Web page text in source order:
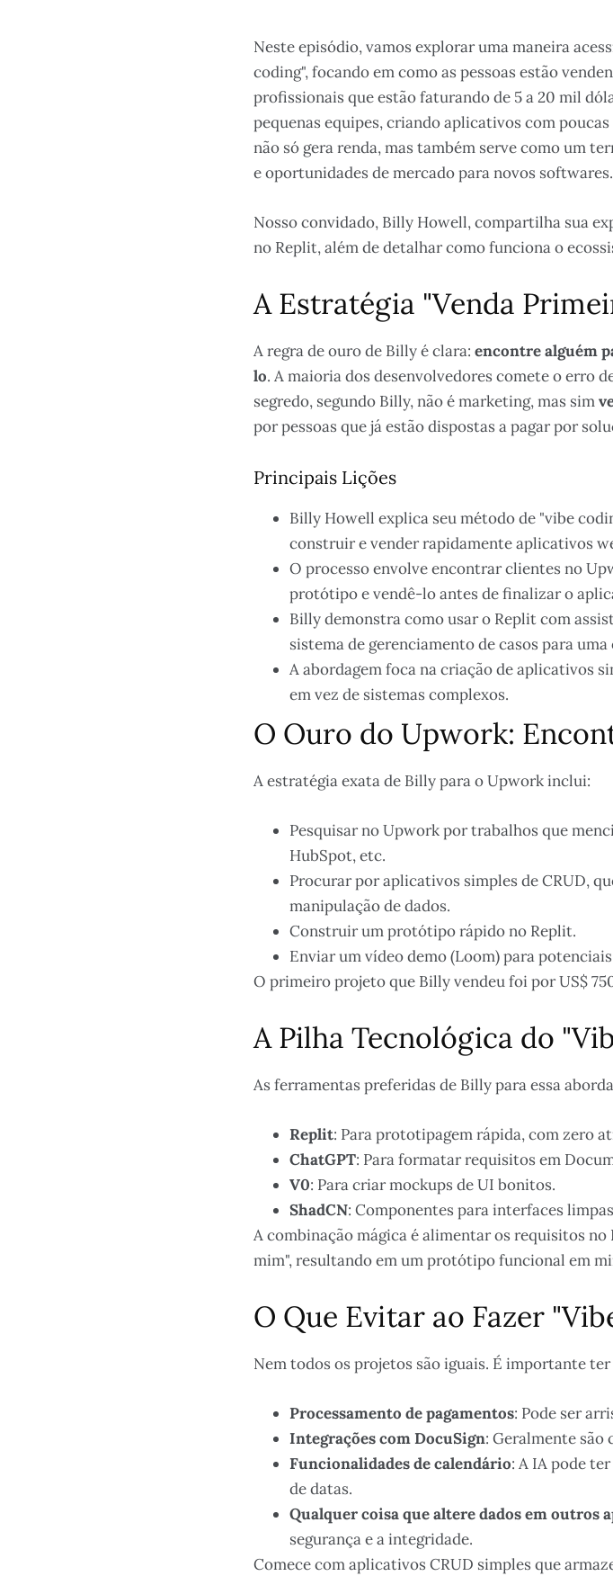
Neste episódio, vamos explorar uma maneira
coding", focando em como as pessoas estão
profissionais que estão faturando de 5 a 20 mil
pequenas equipes, criando aplicativos com
não só gera renda, mas também serve como um
e oportunidades de mercado para novos softwares.
Nosso convidado, Billy Howell, compartilha sua
no Replit, além de detalhar como funciona o
A Estratégia "Venda
A regra de ouro de Billy é clara: encontre alguém
lo. A maioria dos desenvolvedores comete o erro
segredo, segundo Billy, não é marketing, mas sim
por pessoas que já estão dispostas a pagar por
Principais Lições
Billy Howell explica seu método de "vibe
construir e vender rapidamente aplicativos
O processo envolve encontrar clientes no
protótipo e vendê-lo antes de finalizar o
Billy demonstra como usar o Replit com
sistema de gerenciamento de casos para
A abordagem foca na criação de aplicativos
em vez de sistemas complexos.
O Ouro do Upwork:
A estratégia exata de Billy para o Upwork inclui:
Pesquisar no Upwork por trabalhos que
HubSpot, etc.
Procurar por aplicativos simples de CRUD,
manipulação de dados.
Construir um protótipo rápido no Replit.
Enviar um vídeo demo (Loom) para
O primeiro projeto que Billy vendeu foi por US$
A Pilha Tecnológica do
As ferramentas preferidas de Billy para essa
Replit: Para prototipagem rápida, com zero
ChatGPT: Para formatar requisitos em
V0: Para criar mockups de UI bonitos.
ShadCN: Componentes para interfaces
A combinação mágica é alimentar os requisitos
mim", resultando em um protótipo funcional em
O Que Evitar ao Fazer
Nem todos os projetos são iguais. É importante
Processamento de pagamentos: Pode ser
Integrações com DocuSign: Geralmente são
Funcionalidades de calendário: A IA pode
de datas.
Qualquer coisa que altere dados em outros
segurança e a integridade.
Comece com aplicativos CRUD simples que